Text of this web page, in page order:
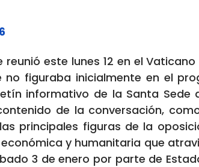
reunió este lunes 12 en el
no figuraba inicialmente en el
informativo de la Santa Sede
de la conversación,
principales figuras de la
y humanitaria que
3 de enero por parte de